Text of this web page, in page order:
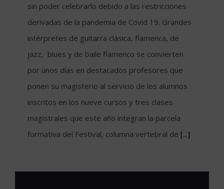
sin poder celebrarlo debido a las restricciones
derivadas de la pandemia de Covid 19. Grandes
intérpretes de guitarra clásica, flamenca, de
jazz, blues y de baile flamenco se convierten
por unos días en destacados profesores que
ponen su magisterio al servicio de los alumnos
inscritos en los nueve cursos y tres clases
magistrales que este año integran la parcela
formativa del Festival, columna vertebral de [...]